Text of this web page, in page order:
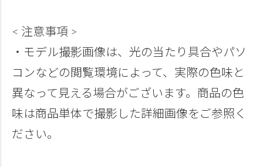
< 注意事項 >
・モデル撮影画像は、光の当たり具合やパソ
コンなどの閲覧環境によって、実際の色味と
異なって見える場合がございます。商品の色
味は商品単体で撮影した詳細画像をご参照く
ださい。